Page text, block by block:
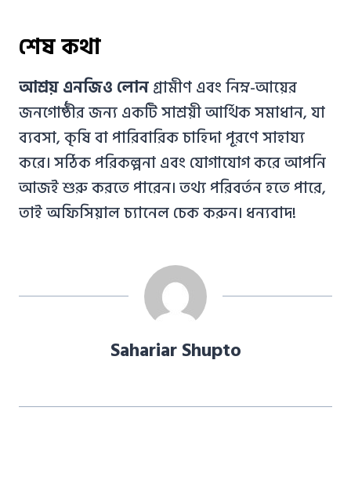
শেষ কথা
আশ্রয় এনজিও লোনগ্রামীণ এবং নিম্ন-আয়ের
জনগোষ্ঠীর জন্য একটি সাশ্রয়ী আর্থিক সমাধান, যা
ব্যবসা, কৃষি বা পারিবারিক চাহিদা পূরণে সাহায্য
করে। সঠিক পরিকল্পনা এবং যোগাযোগ করে আপনি
আজই শুরু করতে পারেন। তথ্য পরিবর্তন হতে পারে,
তাই অফিসিয়াল চ্যানেল চেক করুন। ধন্যবাদ!
Sahariar Shupto